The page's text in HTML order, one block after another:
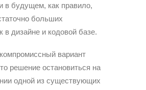
в будущем, как правило,
больших
в дизайне и кодовой базе.
вариант
решение остановиться на
одной из существующих